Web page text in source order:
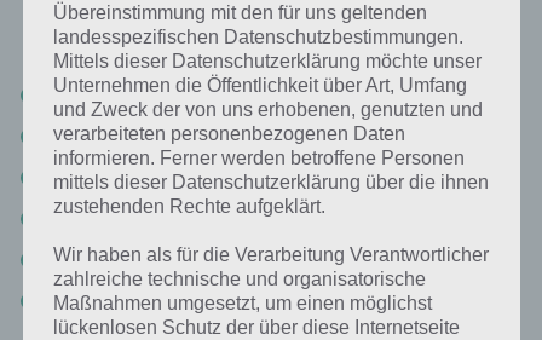
Flagge 3 Farben hat. Du musst nun daran denken, was die meisten
anderen Spieler hierbei geantwortet haben könnten.
Deutschland (32%)
Frankreich (21%)
Italien (16%)
Belgien (15%)
USA (5%)
Russland (5%)
Übereinstimmung mit den für uns geltenden
landesspezifischen Datenschutzbestimmungen.
Mittels dieser Datenschutzerklärung möchte unser
Unternehmen die Öffentlichkeit über Art, Umfang
und Zweck der von uns erhobenen, genutzten und
verarbeiteten personenbezogenen Daten
informieren. Ferner werden betroffene Personen
mittels dieser Datenschutzerklärung über die ihnen
zustehenden Rechte aufgeklärt.
Wir haben als für die Verarbeitung Verantwortlicher
zahlreiche technische und organisatorische
Maßnahmen umgesetzt, um einen möglichst
lückenlosen Schutz der über diese Internetseite